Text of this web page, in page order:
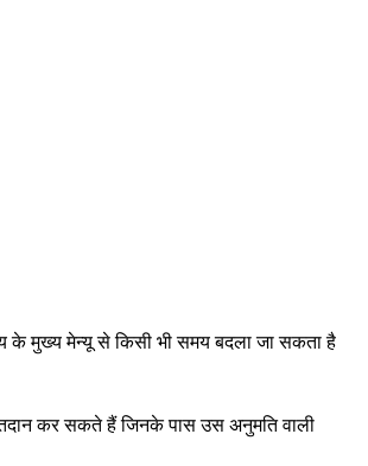
के मुख्य मेन्यू से किसी भी समय बदला जा सकता है
कर सकते हैं जिनके पास उस अनुमति वाली